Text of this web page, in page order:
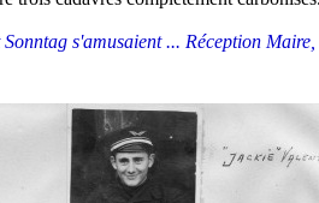
s'amusaient ... Réception